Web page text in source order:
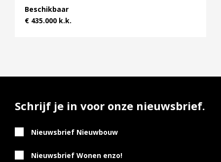
Beschikbaar
€ 435.000 k.k.
Schrijf je in voor onze nieuwsbrief.
Nieuwsbrief Nieuwbouw
Nieuwsbrief Wonen enzo!